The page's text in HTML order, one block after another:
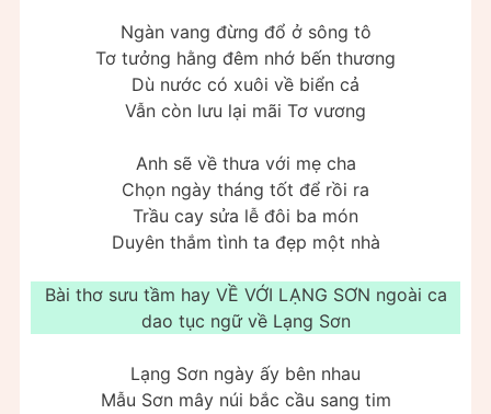
Ngàn vang đừng đổ ở sông tô
Tơ tưởng hằng đêm nhớ bến thương
Dù nước có xuôi về biển cả
Vẫn còn lưu lại mãi Tơ vương
Anh sẽ về thưa với mẹ cha
Chọn ngày tháng tốt để rồi ra
Trầu cay sửa lễ đôi ba món
Duyên thắm tình ta đẹp một nhà
Bài thơ sưu tầm hay VỀ VỚI LẠNG SƠN ngoài ca
dao tục ngữ về Lạng Sơn
Lạng Sơn ngày ấy bên nhau
Mẫu Sơn mây núi bắc cầu sang tim